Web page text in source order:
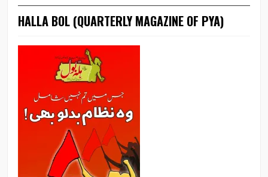
HALLA BOL (QUARTERLY MAGAZINE OF PYA)